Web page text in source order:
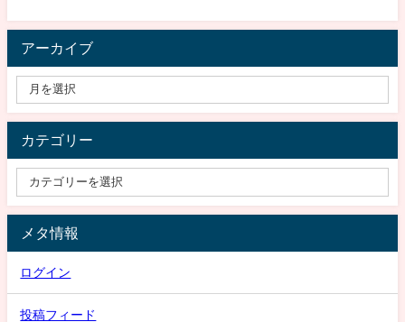
アーカイブ
カテゴリー
メタ情報
ログイン
投稿フィード